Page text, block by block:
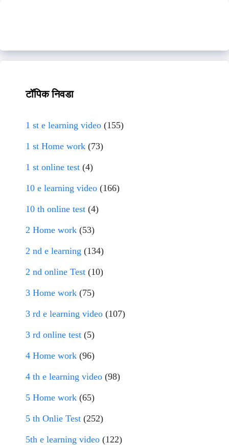
टॉपिक निवडा
1 st e learning video (155)
1 st Home work (73)
1 st online test (4)
10 e learning video (166)
10 th online test (4)
2 Home work (53)
2 nd e learning (134)
2 nd online Test (10)
3 Home work (75)
3 rd e learning video (107)
3 rd online test (5)
4 Home work (96)
4 th e learning video (98)
5 Home work (65)
5 th Onlie Test (252)
5th e learning video (122)